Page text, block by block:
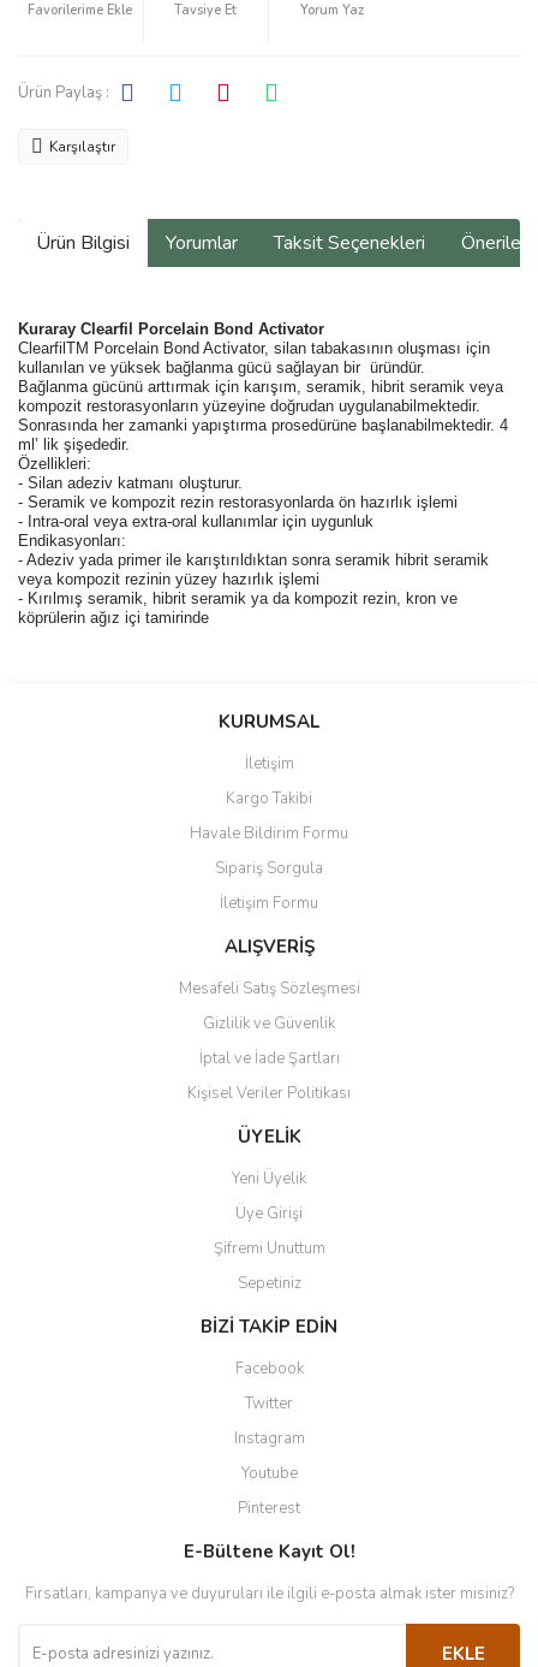
Tavsiye Et Yorum Yaz
Ürün Paylaş :
Karşılaştır
Ürün Bilgisi Yorumlar Taksit Seçenekleri
Kuraray Clearfil Porcelain Bond Activator
ClearfilTM Porcelain Bond Activator, silan tabakasının oluşması için
kullanılan ve yüksek bağlanma gücü sağlayan bir üründür.
Bağlanma gücünü arttırmak için karışım, seramik, hibrit seramik veya
kompozit restorasyonların yüzeyine doğrudan uygulanabilmektedir.
Sonrasında her zamanki yapıştırma prosedürüne başlanabilmektedir. 4
ml’ lik şişededir.
Özellikleri:
- Silan adeziv katmanı oluşturur.
- Seramik ve kompozit rezin restorasyonlarda ön hazırlık işlemi
- Intra-oral veya extra-oral kullanımlar için uygunluk
Endikasyonları:
- Adeziv yada primer ile karıştırıldıktan sonra seramik hibrit seramik
veya kompozit rezinin yüzey hazırlık işlemi
- Kırılmış seramik, hibrit seramik ya da kompozit rezin, kron ve
köprülerin ağız içi tamirinde
Bu ürüne ilk yorumu siz yapın!
Ürün resmi kalitesiz, bozuk veya görüntülenemiyor.
Ürün açıklamasında eksik bilgiler bulunuyor.
Ürün bilgilerinde hatalar bulunuyor.
Ürün fiyatı diğer sitelerden daha pahalı.
Bu ürüne benzer farklı alternatifler olmalı.
Gönder
KURUMSAL
İletişim
Kargo Takibi
Havale Bildirim Formu
Sipariş Sorgula
İletişim Formu
ALIŞVERİŞ
Mesafeli Satış Sözleşmesi
Gizlilik ve Güvenlik
İptal ve İade Şartları
Kişisel Veriler Politikası
ÜYELİK
Yeni Üyelik
Üye Girişi
Şifremi Unuttum
Sepetiniz
BİZİ TAKİP EDİN
Facebook
Twitter
Instagram
Youtube
Pinterest
E-Bültene Kayıt Ol!
Fırsatları, kampanya ve duyuruları ile ilgili e-posta almak ister misiniz?
EKLE